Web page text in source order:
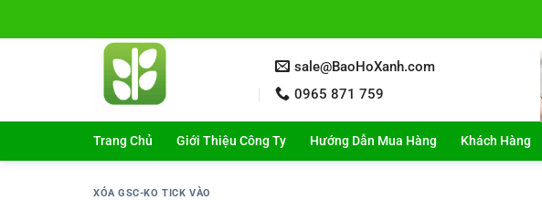
sale@BaoHoXanh.com
0965 871 759
Trang Chủ Giới Thiệu Công Ty Hướng Dẫn Mua Hàng Khách Hàng
XÓA GSC-KO TICK VÀO